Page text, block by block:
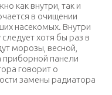
как внутри, так и
в очищении
насекомых. Внутри
хотя бы раз в
морозы, весной,
приборной панели
говорит о
замены радиатора